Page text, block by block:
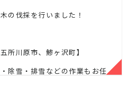
管理なども対応しております
くろがねもち、もみの木、どん
の伐採を行いました！
所川原市、鯵ヶ沢町】
除雪・排雪などの作業もお任